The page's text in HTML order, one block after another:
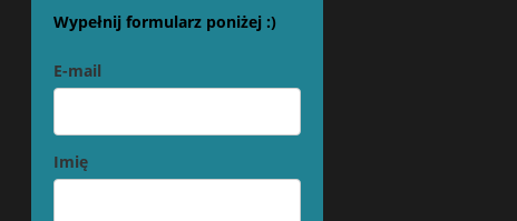
Wypełnij formularz poniżej :)
E-mail
Imię